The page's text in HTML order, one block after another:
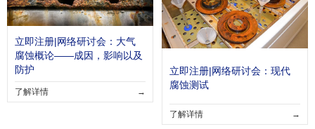
立即注册|网络研讨会：大气
腐蚀概论——成因，影响以及
防护
了解详情 →
立即注册|网络研讨会：现代
腐蚀测试
了解详情 →